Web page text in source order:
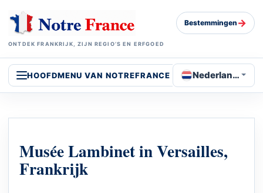
ONTDEK FRANKRIJK, ZIJN REGIO’S EN ERFGOED
Bestemmingen →
HOOFDMENU VAN NOTREFRANCE Nederlands
Musée Lambinet in Versailles,
Frankrijk